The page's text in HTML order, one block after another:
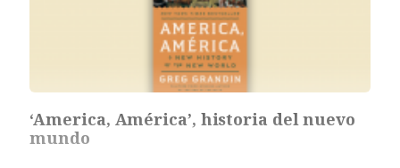
‘America, América’, historia del nuevo
mundo